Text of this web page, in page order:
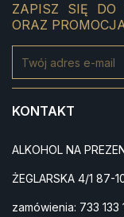
ZAPISZ SIĘ DO
ORAZ
KONTAKT
ALKOHOL NA
ŻEGLARSKA 4/1 87-
zamówienia: 733 133